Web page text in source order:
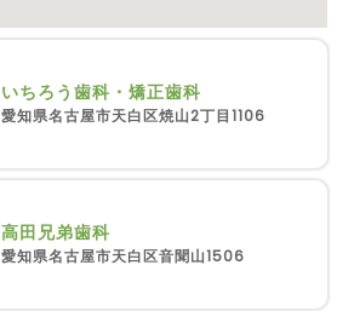
いちろう歯科・矯正歯科
愛知県名古屋市天白区焼山2丁目1106
高田兄弟歯科
愛知県名古屋市天白区音聞山1506